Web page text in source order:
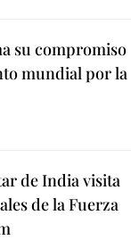
su compromiso
mundial por la
de India visita
de la Fuerza